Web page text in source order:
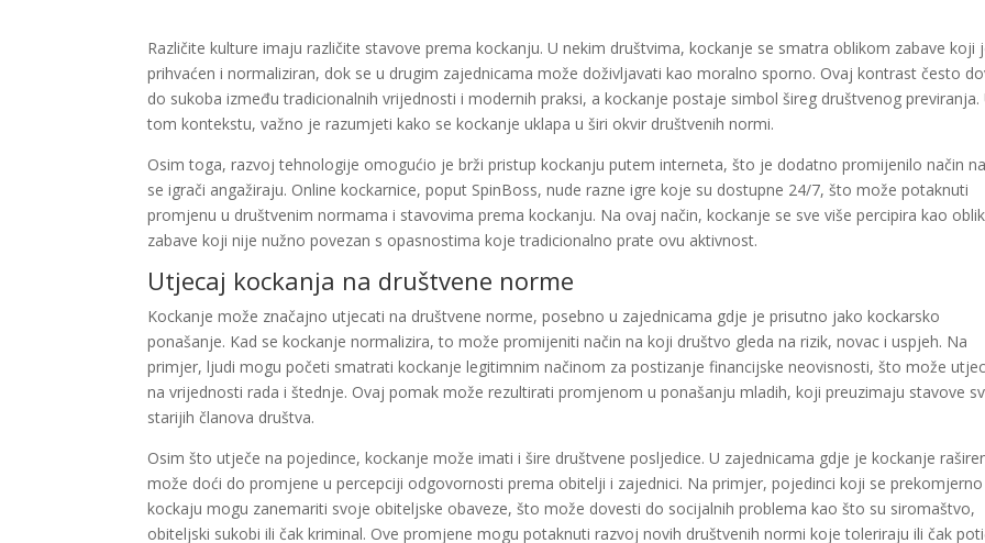
Različite kulture imaju različite stavove prema kockanju. U nekim društvima, kockanje se smatra oblikom zabave koji
prihvaćen i normaliziran, dok se u drugim zajednicama može doživljavati kao moralno sporno. Ovaj kontrast često
do sukoba između tradicionalnih vrijednosti i modernih praksi, a kockanje postaje simbol šireg društvenog previranja.
tom kontekstu, važno je razumjeti kako se kockanje uklapa u širi okvir društvenih normi.
Osim toga, razvoj tehnologije omogućio je brži pristup kockanju putem interneta, što je dodatno promijenilo način
se igrači angažiraju. Online kockarnice, poput SpinBoss, nude razne igre koje su dostupne 24/7, što može potaknuti
promjenu u društvenim normama i stavovima prema kockanju. Na ovaj način, kockanje se sve više percipira kao oblik
zabave koji nije nužno povezan s opasnostima koje tradicionalno prate ovu aktivnost.
Utjecaj kockanja na društvene norme
Kockanje može značajno utjecati na društvene norme, posebno u zajednicama gdje je prisutno jako kockarsko
ponašanje. Kad se kockanje normalizira, to može promijeniti način na koji društvo gleda na rizik, novac i uspjeh. Na
primjer, ljudi mogu početi smatrati kockanje legitimnim načinom za postizanje financijske neovisnosti, što može
na vrijednosti rada i štednje. Ovaj pomak može rezultirati promjenom u ponašanju mladih, koji preuzimaju stavove
starijih članova društva.
Osim što utječe na pojedince, kockanje može imati i šire društvene posljedice. U zajednicama gdje je kockanje
može doći do promjene u percepciji odgovornosti prema obitelji i zajednici. Na primjer, pojedinci koji se prekomjerno
kockaju mogu zanemariti svoje obiteljske obaveze, što može dovesti do socijalnih problema kao što su siromaštvo,
obiteljski sukobi ili čak kriminal. Ove promjene mogu potaknuti razvoj novih društvenih normi koje toleriraju ili čak